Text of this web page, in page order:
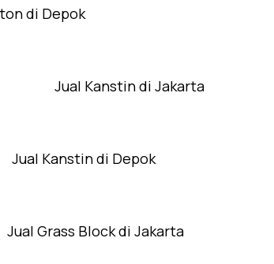
di Depok
Jual Kanstin di Jakarta
Jual Kanstin di Depok
Jual Grass Block di Jakarta